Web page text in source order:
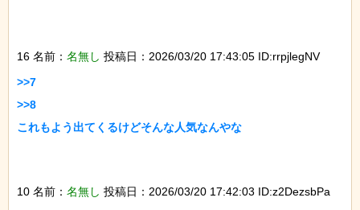
16 名前： 名無し 投稿日：2026/03/20 17:43:05 ID:rrpjlegNV
>>7
>>8
これもよう出てくるけどそんな人気なんやな
10 名前： 名無し 投稿日：2026/03/20 17:42:03 ID:z2DezsbPa